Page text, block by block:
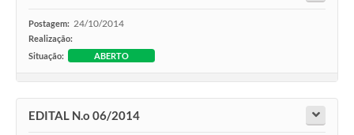
Postagem: 24/10/2014
Realização:
Situação:
ABERTO
EDITAL N.o 06/2014